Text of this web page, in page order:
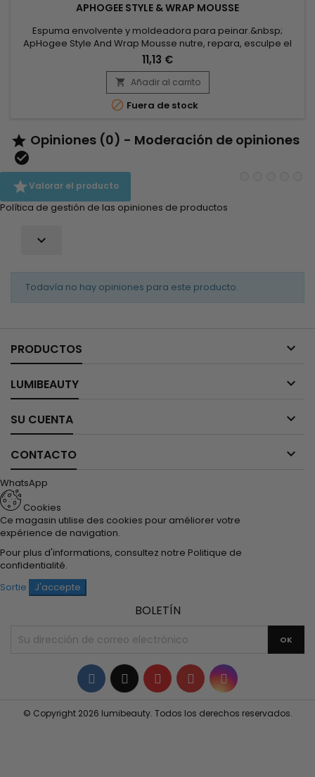
APHOGEE STYLE & WRAP MOUSSE
Espuma envolvente y moldeadora para peinar.&nbsp;
ApHogee Style And Wrap Mousse nutre, repara, esculpe el
cabello, define los rizos y los mantiene sin resecarlos, a la
vez que protege de las agresiones térmicas y
externas.&nbsp; ApHogee - Style & Wrap Mousse también es
adecuada para el cabello tratado con ondas o
rizos.Capacidad : 251ml Beneficios...
11,13 €
 Añadir al carrito
 Fuera de stock
 Opiniones (0) - Moderación de opiniones

Valorar el producto
Política de gestión de las opiniones de productos

Todavía no hay opiniones para este producto.
PRODUCTOS 
LUMIBEAUTY 
SU CUENTA 
CONTACTO 
WhatsApp
Cookies
Ce magasin utilise des cookies pour améliorer votre
expérience de navigation.
Pour plus d'informations, consultez notre Politique de
confidentialité.
Sortie
J'accepte
BOLETÍN
Facebook
TwitterYouTubePinterestInstagram
© Copyright 2026 lumibeauty. Todos los derechos reservados.